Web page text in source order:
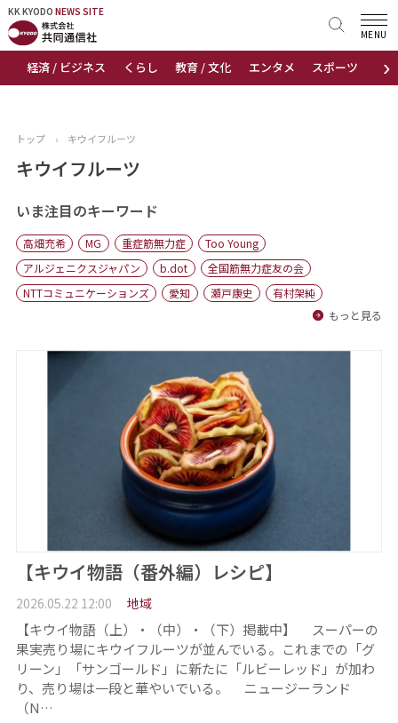
KK KYODO NEWS SITE
›
経済 / ビジネス くらし 教育 / 文化 エンタメ スポーツ 地域
MENU
KK KYODONEWS SITE
トップページ
ニュース
おすすめコンテンツ
出版物
会社概要
トップ › キウイフルーツ
キウイフルーツ
いま注目のキーワード
高畑充希 MG 重症筋無力症
Too Young
アルジェニクスジャパン
b.dot
全国筋無力症友の会
NTTコミュニケーションズ
愛知 瀬戸康史
有村架純
もっと見る
【キウイ物語（番外編）レシピ】
2026.05.22 12:00 地域
【キウイ物語（上）・（中）・（下）掲載中】 スーパーの
果実売り場にキウイフルーツが並んでいる。これまでの「グ
リーン」「サンゴールド」に新たに「ルビーレッド」が加わ
り、売り場は一段と華やいでいる。 ニュージーランド
（N…